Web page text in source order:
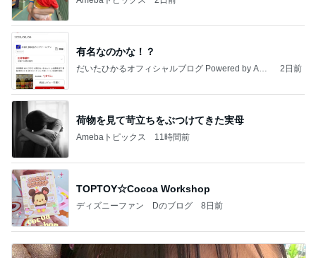
有名なのかな！？
だいたひかるオフィシャルブログ Powered by Ame
2日前
荷物を見て苛立ちをぶつけてきた実母
Amebaトピックス 11時間前
TOPTOY☆Cocoa Workshop
ディズニーファン Dのブログ 8日前